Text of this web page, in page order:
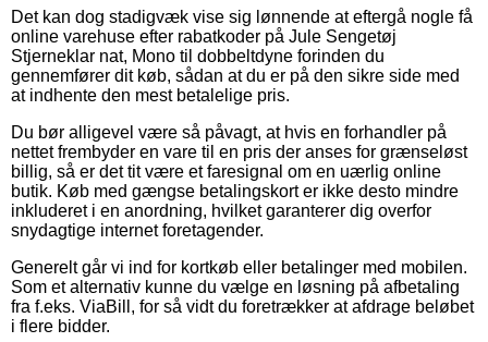
Det kan dog stadigvæk vise sig lønnende at eftergå nogle få
online varehuse efter rabatkoder på Jule Sengetøj
Stjerneklar nat, Mono til dobbeltdyne forinden du
gennemfører dit køb, sådan at du er på den sikre side med
at indhente den mest betalelige pris.
Du bør alligevel være så påvagt, at hvis en forhandler på
nettet frembyder en vare til en pris der anses for grænseløst
billig, så er det tit være et faresignal om en uærlig online
butik. Køb med gængse betalingskort er ikke desto mindre
inkluderet i en anordning, hvilket garanterer dig overfor
snydagtige internet foretagender.
Generelt går vi ind for kortkøb eller betalinger med mobilen.
Som et alternativ kunne du vælge en løsning på afbetaling
fra f.eks. ViaBill, for så vidt du foretrækker at afdrage beløbet
i flere bidder.